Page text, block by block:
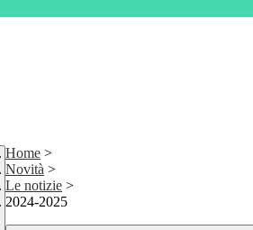
Home >
Novità >
Le notizie >
2024-2025